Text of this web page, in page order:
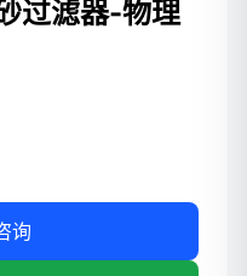
过滤器-物理
询